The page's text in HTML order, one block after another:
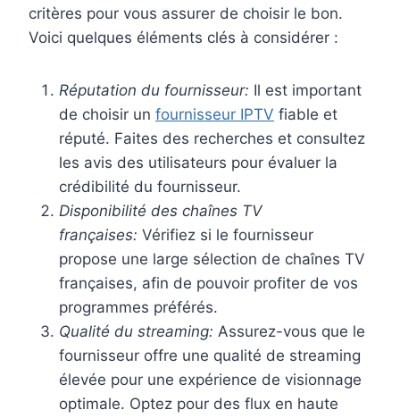
critères pour vous assurer de choisir le bon.
Voici quelques éléments clés à considérer :
Réputation du fournisseur: Il est important
de choisir un fournisseur IPTV fiable et
réputé. Faites des recherches et consultez
les avis des utilisateurs pour évaluer la
crédibilité du fournisseur.
Disponibilité des chaînes TV
françaises: Vérifiez si le fournisseur
propose une large sélection de chaînes TV
françaises, afin de pouvoir profiter de vos
programmes préférés.
Qualité du streaming: Assurez-vous que le
fournisseur offre une qualité de streaming
élevée pour une expérience de visionnage
optimale. Optez pour des flux en haute